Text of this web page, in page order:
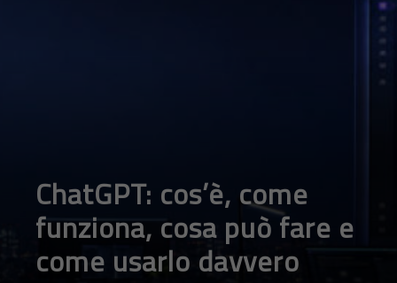
ChatGPT: cos’è, come
funziona, cosa può fare e
come usarlo davvero